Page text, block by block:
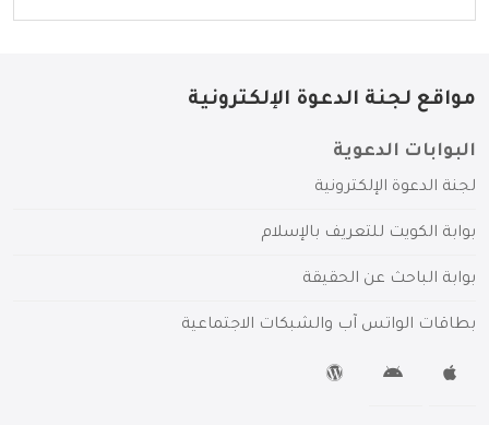
مواقع لجنة الدعوة الإلكترونية
البوابات الدعوية
لجنة الدعوة الإلكترونية
بوابة الكويت للتعريف بالإسلام
بوابة الباحث عن الحقيقة
بطاقات الواتس آب والشبكات الاجتماعية